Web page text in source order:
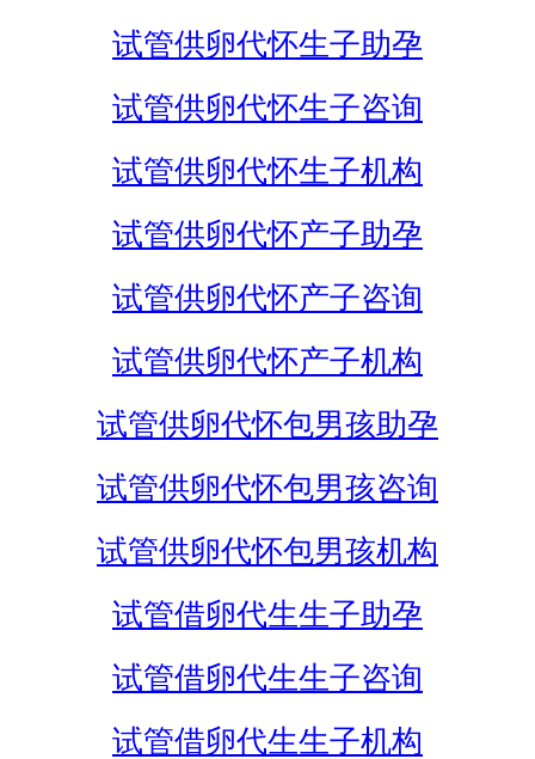
试管供卵代怀生子助孕
试管供卵代怀生子咨询
试管供卵代怀生子机构
试管供卵代怀产子助孕
试管供卵代怀产子咨询
试管供卵代怀产子机构
试管供卵代怀包男孩助孕
试管供卵代怀包男孩咨询
试管供卵代怀包男孩机构
试管借卵代生生子助孕
试管借卵代生生子咨询
试管借卵代生生子机构